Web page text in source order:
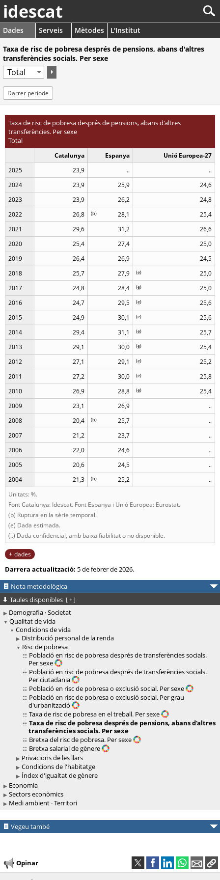
idescat
Dades Serveis Mètodes
L'Institut
Taxa de risc de pobresa després de pensions, abans d'altres
transferències socials. Per sexe
Darrer període
Taxa de risc de pobresa després de pensions, abans d'altres
transferències. Per sexe
Total
Catalunya Espanya
Unió Europea-27
2025
23,9 ..
..
2024
23,9 25,9
24,6
2023
23,9 26,2
24,8
2022
26,8 28,1
(b)
25,4
2021
29,6 31,2
26,6
2020
25,4 27,4
25,0
2019
26,4 26,9
24,5
2018
25,7 27,9 25,0
(e)
2017 24,8 28,4 25,0
(e)
2016 24,7 29,5 25,6
(e)
2015 24,9 30,1 25,6
(e)
2014 29,4 31,1 25,7
(e)
2013 29,1 30,0 25,4
(e)
2012 27,1 29,1 25,2
(e)
2011 27,2 30,0 25,8
(e)
2010 26,9 28,8 25,4
(e)
2009 23,1 26,9
..
2008
20,4 25,7
(b)
..
2007
21,2 23,7
..
2006
22,0 24,6
..
2005
20,6 24,5
..
2004
21,3 25,2
(b)
..
Unitats: %.
Font Catalunya: Idescat. Font Espanya i Unió Europea: Eurostat.
(b) Ruptura en la sèrie temporal.
(e) Dada estimada.
(..) Dada confidencial, amb baixa fiabilitat o no disponible.
dades
Darrera actualització: 5 de febrer de 2026.
Nota metodològica
Taules disponibles [ + ]
Demografia · Societat
Qualitat de vida
Condicions de vida
Distribució personal de la renda
Risc de pobresa
Població en risc de pobresa després de transferències socials.
Per sexe
Població en risc de pobresa després de transferències socials.
Per ciutadania
Població en risc de pobresa o exclusió social. Per sexe
Població en risc de pobresa o exclusió social. Per grau
d'urbanització
Taxa de risc de pobresa en el treball. Per sexe
Taxa de risc de pobresa després de pensions, abans d'altres
transferències socials. Per sexe
Bretxa del risc de pobresa. Per sexe
Bretxa salarial de gènere
Privacions de les llars
Condicions de l'habitatge
Índex d'igualtat de gènere
Economia
Sectors econòmics
Medi ambient · Territori
Vegeu també
Opinar